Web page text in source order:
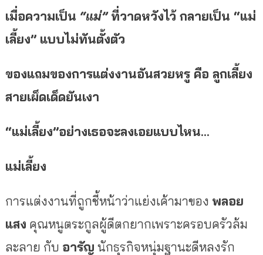
เมื่อความเป็น “แม่”ที่วาดหวังไว้ กลายเป็น “แม่
เลี้ยง”แบบไม่ทันตั้งตัว
ของแถมของการแต่งงานอันสวยหรู คือ ลูกเลี้ยง
สายเผ็ดเด็ดยันเงา
“แม่เลี้ยง”อย่างเธอจะลงเอยแบบไหน…
แม่เลี้ยง
การแต่งงานที่ถูกชี้หน้าว่าแย่งเค้ามาของ พลอย
แสง คุณหนูตระกูลผู้ดีตกยากเพราะครอบครัวล้ม
ละลาย กับ อารัญ นักธุรกิจหนุ่มฐานะดีหลงรัก